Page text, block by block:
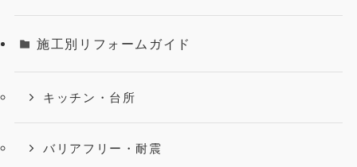
施工別リフォームガイド
キッチン・台所
バリアフリー・耐震